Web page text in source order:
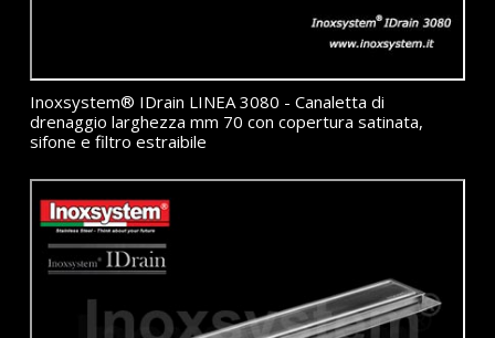
Inoxsystem® IDrain LINEA 3080 - Canaletta di
drenaggio larghezza mm 70 con copertura satinata,
sifone e filtro estraibile